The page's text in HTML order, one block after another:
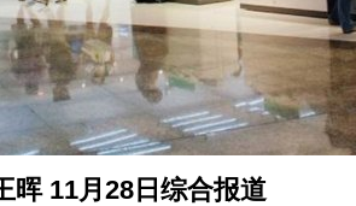
晖 11月28日综合报道